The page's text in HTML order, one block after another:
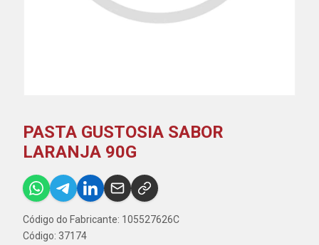
PASTA GUSTOSIA SABOR
LARANJA 90G
Código do Fabricante: 105527626C
Código: 37174